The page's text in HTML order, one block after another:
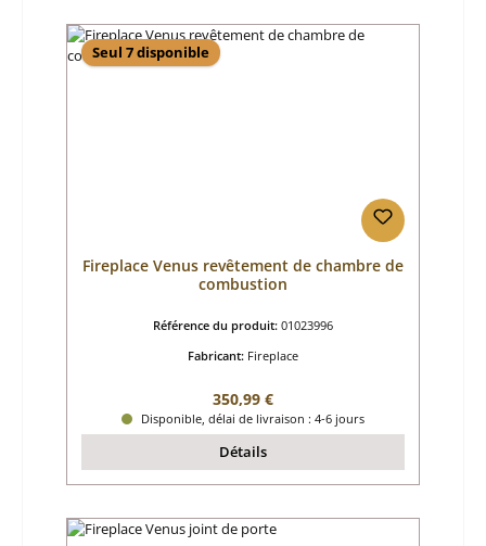
Seul 7 disponible
Fireplace Venus revêtement de chambre de
combustion
Référence du produit: 01023996
Fabricant: Fireplace
Prix régulier :
350,99 €
Disponible, délai de livraison : 4-6 jours
Détails